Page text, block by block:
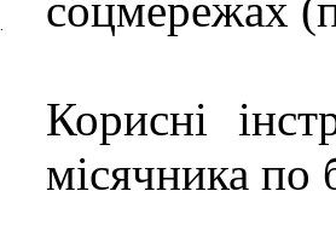
Корисні
місячника по